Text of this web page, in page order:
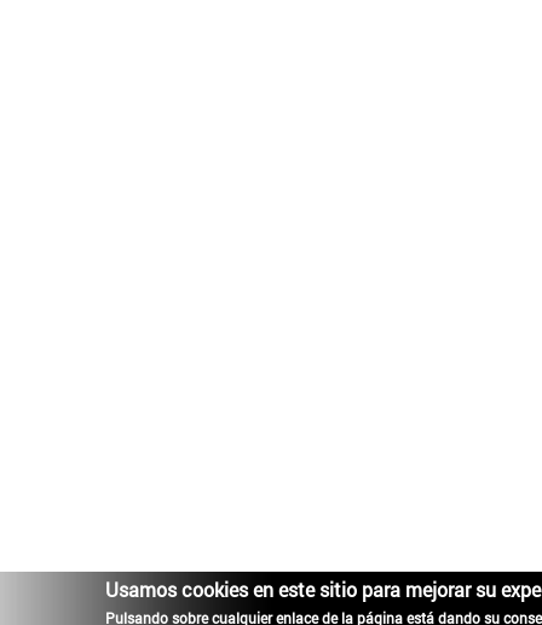
Usamos cookies en este sitio para mejorar su
Pulsando sobre cualquier enlace de la página está dando su